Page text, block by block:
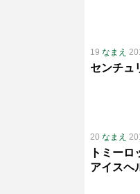
19 なまえ
センチュ
20 なまえ
トミー
アイスヘ